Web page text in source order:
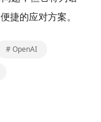
捷的应对方案。
# OpenAI